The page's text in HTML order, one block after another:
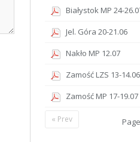
Białystok MP 24-
Jel. Góra 20-21.06
Nakło MP 12.07
Zamość LZS 13-14.06
Zamość MP 17-19.07
Page
« Prev